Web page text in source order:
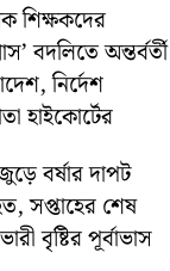
শিক্ষকদের
বদলিতে অন্তর্বর্তী
নির্দেশ
হাইকোর্টের
বর্ষার দাপট
সপ্তাহের শেষ
বৃষ্টির পূর্বাভাস